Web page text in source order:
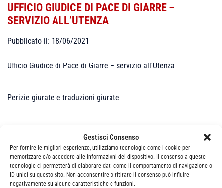
Gestisci Consenso
Per fornire le migliori esperienze, utilizziamo tecnologie come i cookie per
memorizzare e/o accedere alle informazioni del dispositivo. Il consenso a queste
tecnologie ci permetterà di elaborare dati come il comportamento di navigazione o
ID unici su questo sito. Non acconsentire o ritirare il consenso può influire
negativamente su alcune caratteristiche e funzioni.
UFFICIO GIUDICE DI PACE DI GIARRE –
SERVIZIO ALL’UTENZA
Pubblicato il: 18/06/2021
Ufficio Giudice di Pace di Giarre – servizio all'Utenza
Perizie giurate e traduzioni giurate
CategorieNews